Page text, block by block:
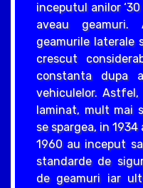
inceputul anilor
aveau
geamurile laterale
crescut
constanta dupa
vehiculelor.
laminat, mult mai
se spargea, in
1960 au inceput
standarde de
de geamuri iar